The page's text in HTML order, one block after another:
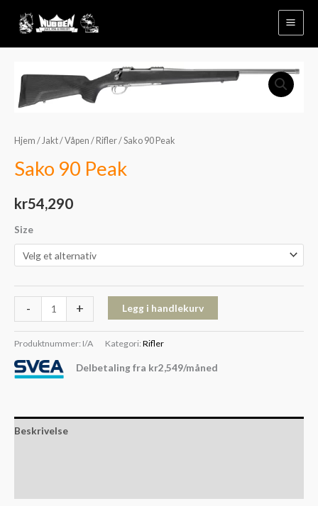
Hjem / Jakt/Våpen / Rifler/ Sako 90 Peak
Sako 90 Peak
kr54,290
Size
-
90
Peak
+ Legg i handlekurv
Produktnummer: I/A Kategori: Rifler
Delbetaling fra kr2,549/måned
Beskrivelse